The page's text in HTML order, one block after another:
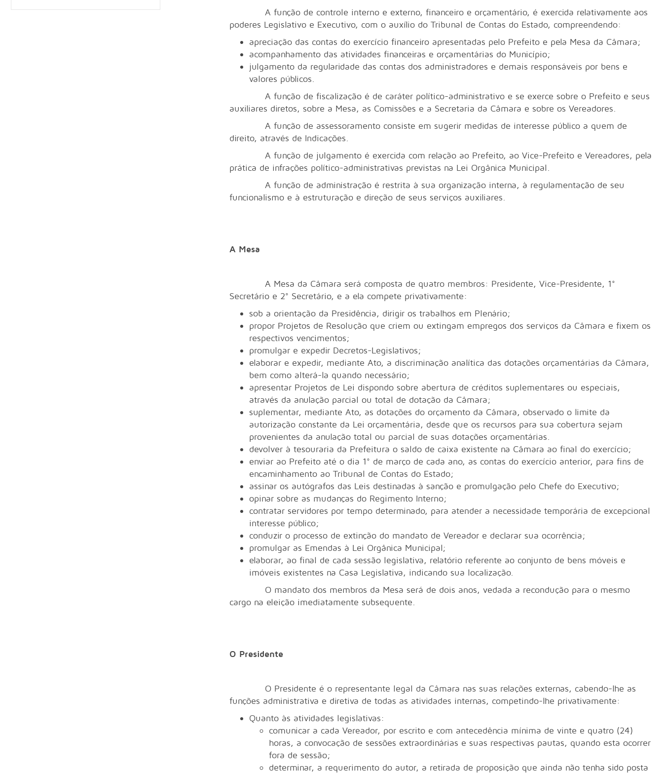
A função de controle interno e externo, financeiro e orçamentário, é exercida relativamente aos
poderes Legislativo e Executivo, com o auxílio do Tribunal de Contas do Estado, compreendendo:
apreciação das contas do exercício financeiro apresentadas pelo Prefeito e pela Mesa da Câmara;
acompanhamento das atividades financeiras e orçamentárias do Município;
julgamento da regularidade das contas dos administradores e demais responsáveis por bens e
valores públicos.
A função de fiscalização é de caráter político-administrativo e se exerce sobre o Prefeito e seus
auxiliares diretos, sobre a Mesa, as Comissões e a Secretaria da Câmara e sobre os Vereadores.
A função de assessoramento consiste em sugerir medidas de interesse público a quem de
direito, através de Indicações.
A função de julgamento é exercida com relação ao Prefeito, ao Vice-Prefeito e Vereadores, pela
prática de infrações político-administrativas previstas na Lei Orgânica Municipal.
A função de administração é restrita à sua organização interna, à regulamentação de seu
funcionalismo e à estruturação e direção de seus serviços auxiliares.
A Mesa
A Mesa da Câmara será composta de quatro membros: Presidente, Vice-Presidente, 1°
Secretário e 2° Secretário, e a ela compete privativamente:
sob a orientação da Presidência, dirigir os trabalhos em Plenário;
propor Projetos de Resolução que criem ou extingam empregos dos serviços da Câmara e fixem os
respectivos vencimentos;
promulgar e expedir Decretos-Legislativos;
elaborar e expedir, mediante Ato, a discriminação analítica das dotações orçamentárias da Câmara,
bem como alterá-la quando necessário;
apresentar Projetos de Lei dispondo sobre abertura de créditos suplementares ou especiais,
através da anulação parcial ou total de dotação da Câmara;
suplementar, mediante Ato, as dotações do orçamento da Câmara, observado o limite da
autorização constante da Lei orçamentária, desde que os recursos para sua cobertura sejam
provenientes da anulação total ou parcial de suas dotações orçamentárias.
devolver à tesouraria da Prefeitura o saldo de caixa existente na Câmara ao final do exercício;
enviar ao Prefeito até o dia 1° de março de cada ano, as contas do exercício anterior, para fins de
encaminhamento ao Tribunal de Contas do Estado;
assinar os autógrafos das Leis destinadas à sanção e promulgação pelo Chefe do Executivo;
opinar sobre as mudanças do Regimento Interno;
contratar servidores por tempo determinado, para atender a necessidade temporária de excepcional
interesse público;
conduzir o processo de extinção do mandato de Vereador e declarar sua ocorrência;
promulgar as Emendas à Lei Orgânica Municipal;
elaborar, ao final de cada sessão legislativa, relatório referente ao conjunto de bens móveis e
imóveis existentes na Casa Legislativa, indicando sua localização.
O mandato dos membros da Mesa será de dois anos, vedada a recondução para o mesmo
cargo na eleição imediatamente subsequente.
O Presidente
O Presidente é o representante legal da Câmara nas suas relações externas, cabendo-lhe as
funções administrativa e diretiva de todas as atividades internas, competindo-lhe privativamente:
Quanto às atividades legislativas:
comunicar a cada Vereador, por escrito e com antecedência mínima de vinte e quatro (24)
horas, a convocação de sessões extraordinárias e suas respectivas pautas, quando esta ocorrer
fora de sessão;
determinar, a requerimento do autor, a retirada de proposição que ainda não tenha sido posta